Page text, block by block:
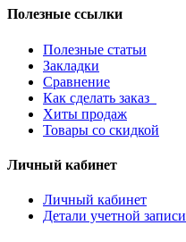
Полезные ссылки
Полезные статьи
Закладки
Сравнение
Как сделать заказ
Хиты продаж
Товары со скидкой
Личный кабинет
Личный кабинет
Детали учетной записи